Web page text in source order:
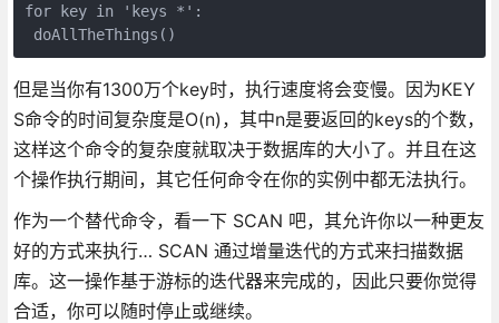
for key in 'keys *':
doAllTheThings()
但是当你有1300万个key时，执行速度将会变慢。因为KEY
S命令的时间复杂度是O(n)，其中n是要返回的keys的个数，
这样这个命令的复杂度就取决于数据库的大小了。并且在这
个操作执行期间，其它任何命令在你的实例中都无法执行。
作为一个替代命令，看一下 SCAN 吧，其允许你以一种更友
好的方式来执行… SCAN 通过增量迭代的方式来扫描数据
库。这一操作基于游标的迭代器来完成的，因此只要你觉得
合适，你可以随时停止或继续。